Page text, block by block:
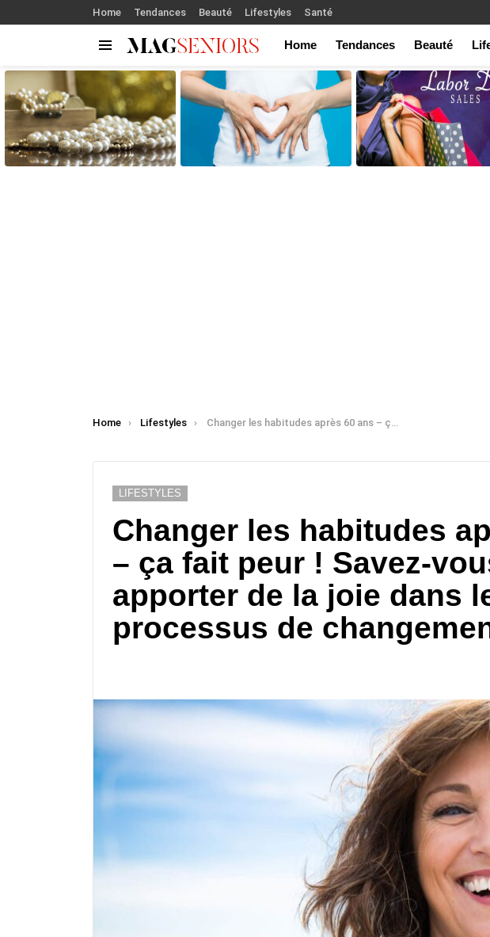
Home Tendances Beauté Lifestyles Santé
Home Tendances Beauté
STORIES
You are here:
Home Lifestyles Changer les habitudes après 60 ans – ça fait peur ! Savez-vous comment apporter de la joie dans le processus de changement ?
LIFESTYLES
Changer les habitudes
– ça fait peur ! Savez-
apporter de la joie dans
processus de